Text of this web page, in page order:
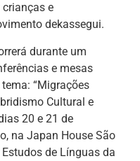
e
dekassegui.
durante um
e mesas
“Migrações
Cultural e
20 e 21 de
na Japan House São
de Línguas da